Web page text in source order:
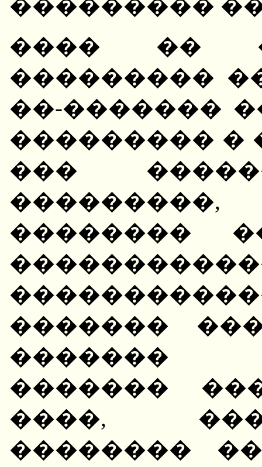
���������
���� ��
���������
��-�������
��������� �
���
��������
�������
�������
�������
����,
��������